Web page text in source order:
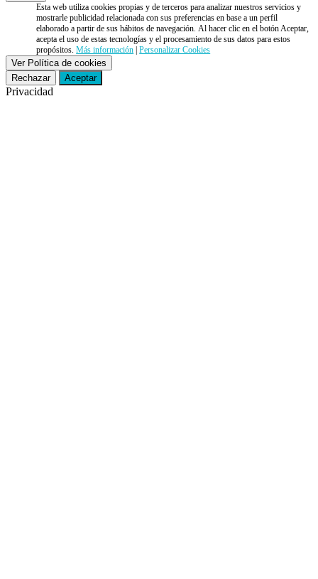
Esta web utiliza cookies propias y de terceros para analizar nuestros servicios y
mostrarle publicidad relacionada con sus preferencias en base a un perfil
elaborado a partir de sus hábitos de navegación. Al hacer clic en el botón Aceptar,
acepta el uso de estas tecnologías y el procesamiento de sus datos para estos
propósitos.Más información |Personalizar Cookies
Ver Política de cookies
Rechazar
Aceptar
Privacidad